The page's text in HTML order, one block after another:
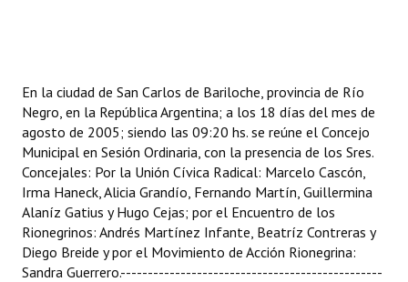
Constitución Nacional
Constitución Provincial
Carta Orgánica 2007
Reglamento Interno
Digesto
En la ciudad de San Carlos de Bariloche, provincia de Río
Negro, en la República Argentina; a los 18 días del mes de
agosto de 2005; siendo las 09:20 hs. se reúne el Concejo
Municipal en Sesión Ordinaria, con la presencia de los Sres.
Concejales: Por la Unión Cívica Radical: Marcelo Cascón,
Irma Haneck, Alicia Grandío, Fernando Martín, Guillermina
Alaníz Gatius y Hugo Cejas; por el Encuentro de los
Rionegrinos: Andrés Martínez Infante, Beatríz Contreras y
Diego Breide y por el Movimiento de Acción Rionegrina:
Sandra Guerrero.------------------------------------------------